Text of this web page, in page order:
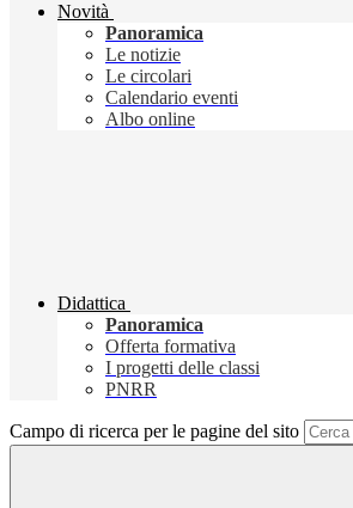
Novità
Panoramica
Le notizie
Le circolari
Calendario eventi
Albo online
Didattica
Panoramica
Offerta formativa
I progetti delle classi
PNRR
Campo di ricerca per le pagine del sito